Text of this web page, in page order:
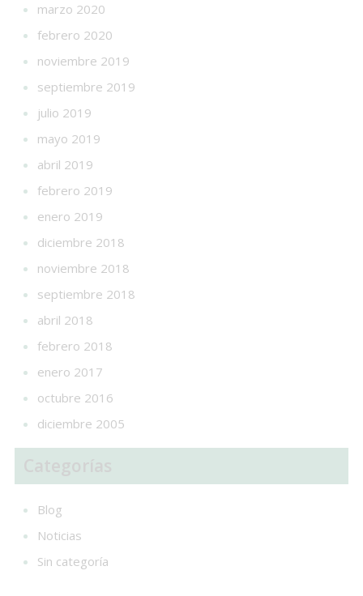
marzo 2020
febrero 2020
noviembre 2019
septiembre 2019
julio 2019
mayo 2019
abril 2019
febrero 2019
enero 2019
diciembre 2018
noviembre 2018
septiembre 2018
abril 2018
febrero 2018
enero 2017
octubre 2016
diciembre 2005
Blog
Noticias
Sin categoría